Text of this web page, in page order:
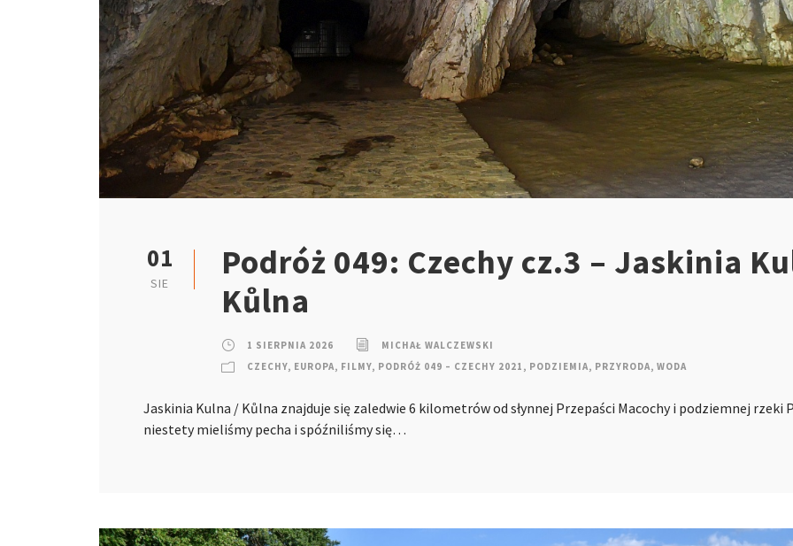
01
SIE
Podróż 049: Czechy cz.3 – Jaskinia
Kůlna
1 SIERPNIA 2026
MICHAŁ WALCZEWSKI
CZECHY, EUROPA, FILMY, PODRÓŻ 049 – CZECHY 2021 , PODZIEMIA, PRZYRODA, WODA
Jaskinia Kulna / Kůlna znajduje się zaledwie 6 kilometrów od słynnej Przepaści Macochy i podziemnej rzeki
niestety mieliśmy pecha i spóźniliśmy się…